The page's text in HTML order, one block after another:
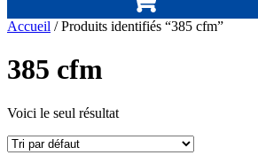
Accueil / Produits identifiés “385 cfm”
385 cfm
Voici le seul résultat